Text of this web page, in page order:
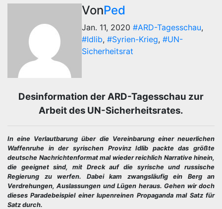
VonPed
Jan. 11, 2020 #ARD-Tagesschau,
#Idlib, #Syrien-Krieg, #UN-
Sicherheitsrat
Desinformation der ARD-Tagesschau zur
Arbeit des UN-Sicherheitsrates.
In eine Verlautbarung über die Vereinbarung einer neuerlichen
Waffenruhe in der syrischen Provinz Idlib packte das größte
deutsche Nachrichtenformat mal wieder reichlich Narrative hinein,
die geeignet sind, mit Dreck auf die syrische und russische
Regierung zu werfen. Dabei kam zwangsläufig ein Berg an
Verdrehungen, Auslassungen und Lügen heraus. Gehen wir doch
dieses Paradebeispiel einer lupenreinen Propaganda mal Satz für
Satz durch.